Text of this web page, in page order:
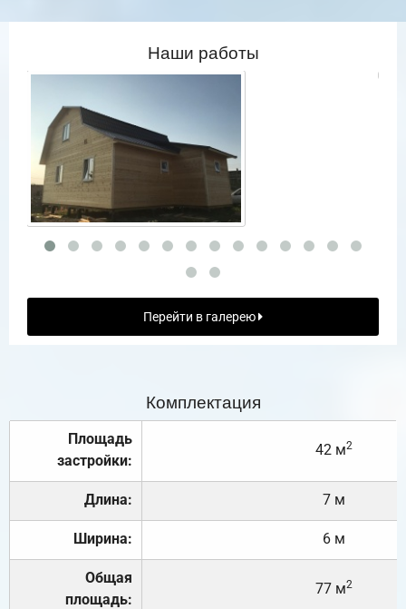
Наши работы
Перейти в галерею
Комплектация
Площадь
застройки:
42 м2
Длина: 7 м
Ширина: 6 м
Общая
площадь:
77 м2